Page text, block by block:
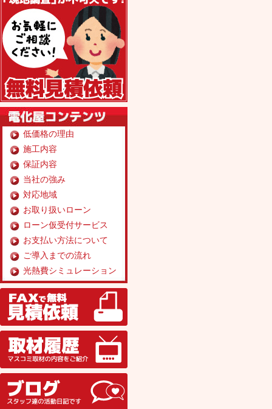
低価格の理由
施工内容
保証内容
当社の強み
対応地域
お取り扱いローン
ローン仮受付サービス
お支払い方法について
ご導入までの流れ
光熱費シミュレーション